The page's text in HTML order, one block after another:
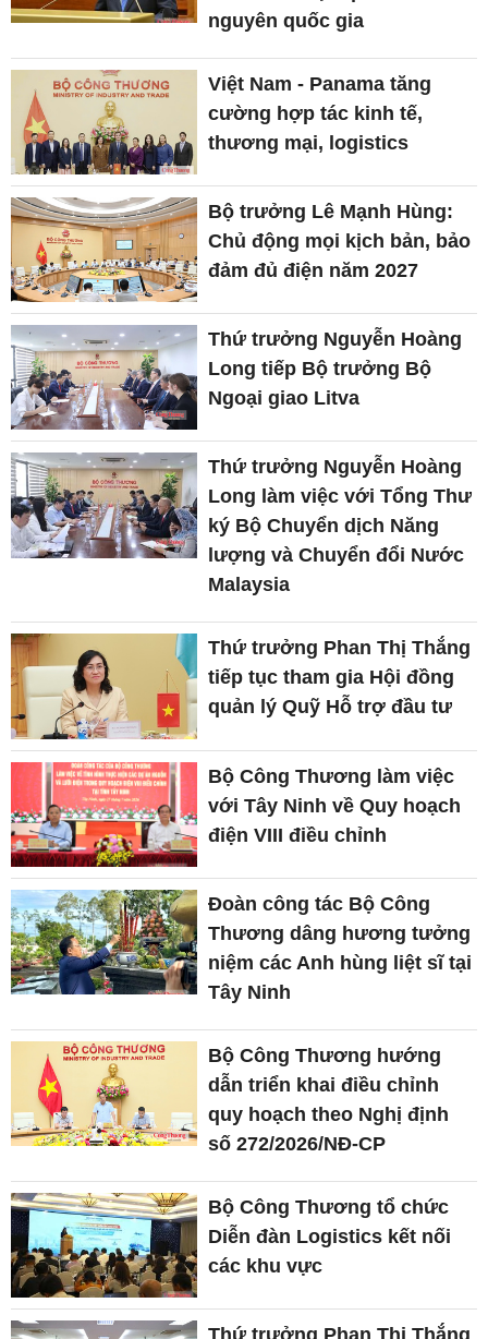
nguyên quốc gia
Việt Nam - Panama tăng
cường hợp tác kinh tế,
thương mại, logistics
Bộ trưởng Lê Mạnh Hùng:
Chủ động mọi kịch bản, bảo
đảm đủ điện năm 2027
Thứ trưởng Nguyễn Hoàng
Long tiếp Bộ trưởng Bộ
Ngoại giao Litva
Thứ trưởng Nguyễn Hoàng
Long làm việc với Tổng Thư
ký Bộ Chuyển dịch Năng
lượng và Chuyển đổi Nước
Malaysia
Thứ trưởng Phan Thị Thắng
tiếp tục tham gia Hội đồng
quản lý Quỹ Hỗ trợ đầu tư
Bộ Công Thương làm việc
với Tây Ninh về Quy hoạch
điện VIII điều chỉnh
Đoàn công tác Bộ Công
Thương dâng hương tưởng
niệm các Anh hùng liệt sĩ tại
Tây Ninh
Bộ Công Thương hướng
dẫn triển khai điều chỉnh
quy hoạch theo Nghị định
số 272/2026/NĐ-CP
Bộ Công Thương tổ chức
Diễn đàn Logistics kết nối
các khu vực